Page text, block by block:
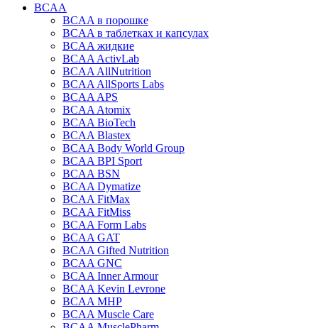
BCAA
BCAA в порошке
BCAA в таблетках и капсулах
BCAA жидкие
BCAA ActivLab
BCAA AllNutrition
BCAA AllSports Labs
BCAA APS
BCAA Atomix
BCAA BioTech
BCAA Blastex
BCAA Body World Group
BCAA BPI Sport
BCAA BSN
BCAA Dymatize
BCAA FitMax
BCAA FitMiss
BCAA Form Labs
BCAA GAT
BCAA Gifted Nutrition
BCAA GNC
BCAA Inner Armour
BCAA Kevin Levrone
BCAA MHP
BCAA Muscle Care